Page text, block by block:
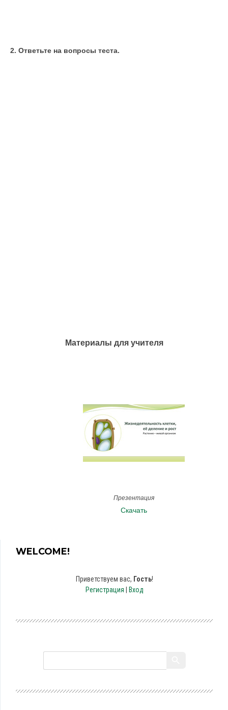
2. Ответьте на вопросы теста.
Материалы для учителя
Презентация
Скачать
WELCOME!
Приветствуем вас, Гость!
Регистрация | Вход